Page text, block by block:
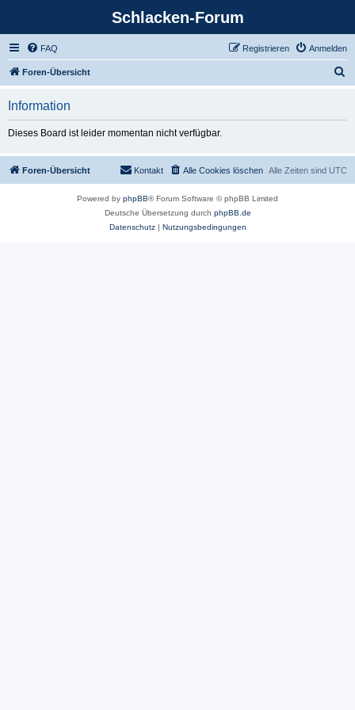
Schlacken-Forum
FAQ Anmelden
Registrieren
Foren-Übersicht
Information
Dieses Board ist leider momentan nicht verfügbar.
Foren-Übersicht Alle Zeiten sind UTC
Alle Cookies löschen
Kontakt
Powered by phpBB® Forum Software © phpBB Limited
Deutsche Übersetzung durch phpBB.de
Datenschutz| Nutzungsbedingungen